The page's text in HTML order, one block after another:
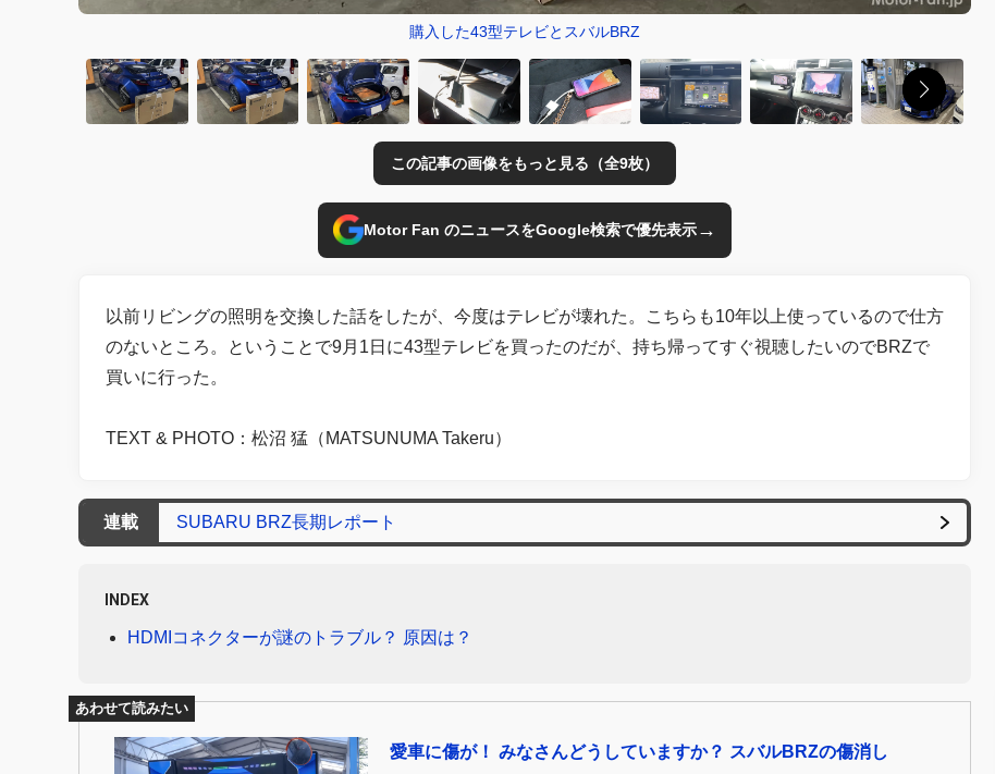
購入した43型テレビとスバルBRZ
この記事の画像をもっと見る（全9枚）
Motor Fan のニュースをGoogle検索で優先表示→
以前リビングの照明を交換した話をしたが、今度はテレビが壊れた。こちらも10年以上使っているので仕方
のないところ。ということで9月1日に43型テレビを買ったのだが、持ち帰ってすぐ視聴したいのでBRZで
買いに行った。
TEXT & PHOTO：松沼 猛（MATSUNUMA Takeru）
連載 SUBARU BRZ長期レポート
INDEX
HDMIコネクターが謎のトラブル？ 原因は？
あわせて読みたい
愛車に傷が！ みなさんどうしていますか？ スバルBRZの傷消し